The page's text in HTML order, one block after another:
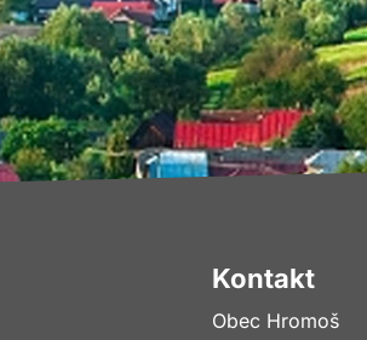
Kontakt
Obec Hromoš